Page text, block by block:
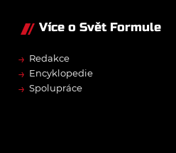
Více o Svět Formule
→ Redakce
→ Encyklopedie
→ Spolupráce